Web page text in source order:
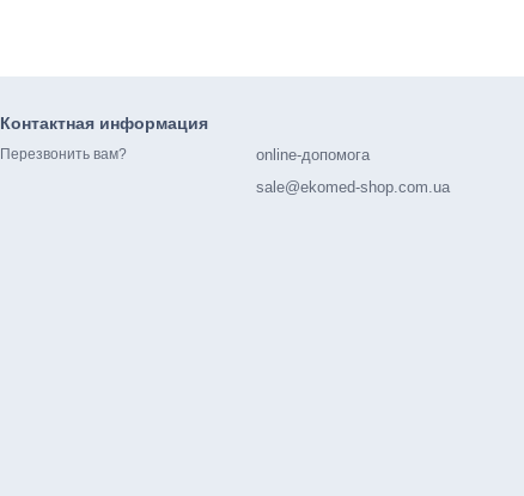
Контактная информация
Перезвонить вам?
online-допомога
sale@ekomed-shop.com.ua